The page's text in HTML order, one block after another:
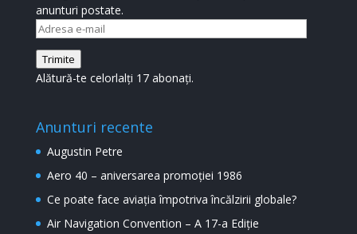
anunturi postate.
Adresa
mail
Trimite
Alătură-te celorlalți 17 abonați.
Anunturi recente
Augustin Petre
Aero 40 – aniversarea promoției 1986
Ce poate face aviația împotriva încălzirii globale?
Air Navigation Convention – A 17-a Ediție